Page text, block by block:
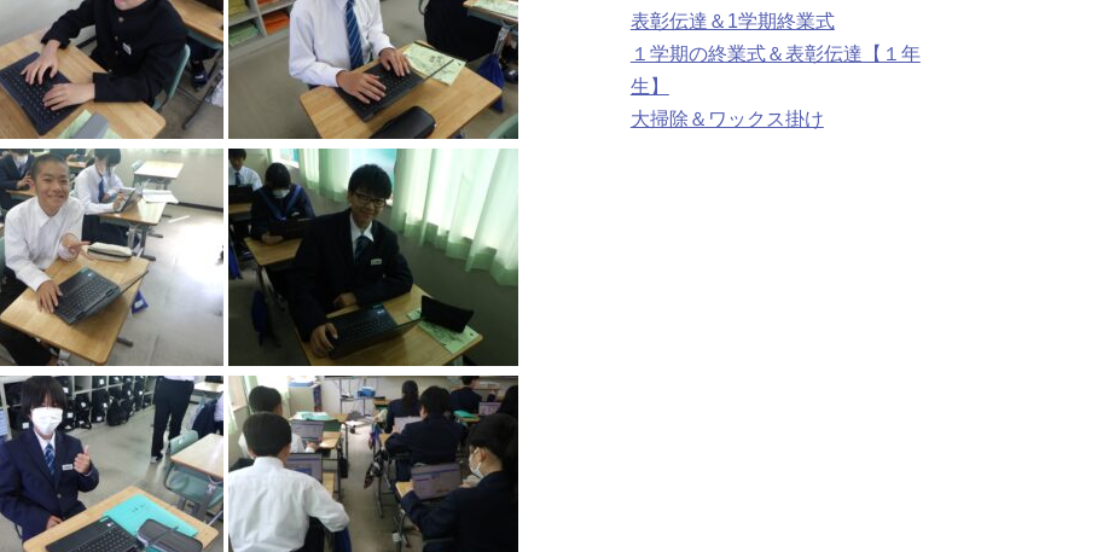
表彰伝達＆1学期終業式
１学期の終業式＆表彰伝達【１年
生】
大掃除＆ワックス掛け